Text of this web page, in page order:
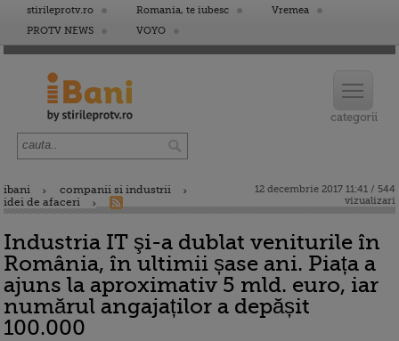
stirileprotv.ro Romania, te iubesc
Vremea
PROTV NEWS
VOYO
ibani
companii si industrii
idei de afaceri
12 decembrie 2017 11:41 / 544
vizualizari
Industria IT şi-a dublat veniturile în
România, în ultimii șase ani. Piața a
ajuns la aproximativ 5 mld. euro, iar
numărul angajaților a depășit
100.000